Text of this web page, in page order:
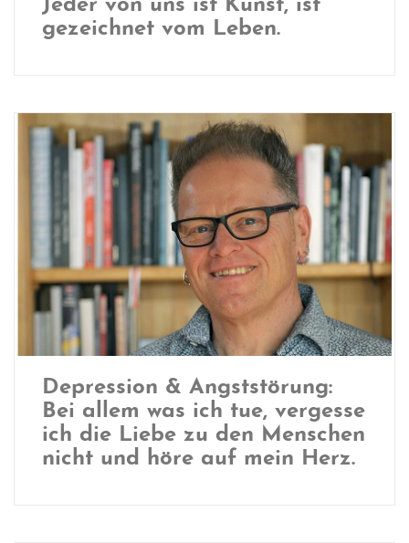
Jeder von uns ist Kunst, ist
gezeichnet vom Leben.
Depression & Angststörung:
Bei allem was ich tue, vergesse
ich die Liebe zu den Menschen
nicht und höre auf mein Herz.